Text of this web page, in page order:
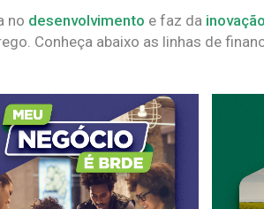
no desenvolvimento e faz da inovação
Conheça abaixo as linhas de